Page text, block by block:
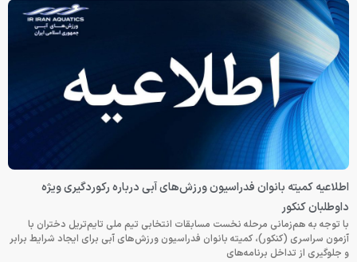
اطلاعیه کمیته بانوان فدراسیون ورزش‌های آبی درباره رکوردگیری ویژه
داوطلبان کنکور
با توجه به هم‌زمانی مرحله نخست مسابقات انتخابی تیم ملی تایم‌تریل دختران با
آزمون سراسری (کنکور)، کمیته بانوان فدراسیون ورزش‌های آبی برای ایجاد شرایط برابر
و جلوگیری از تداخل برنامه‌های